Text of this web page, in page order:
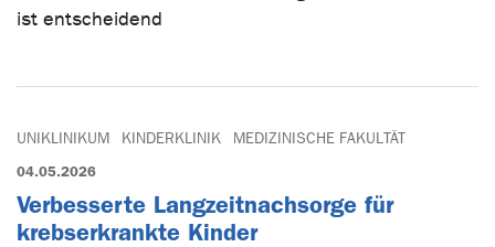
ist entscheidend
UNIKLINIKUM KINDERKLINIK MEDIZINISCHE FAKULTÄT
04.05.2026
Verbesserte Langzeitnachsorge für
krebserkrankte Kinder